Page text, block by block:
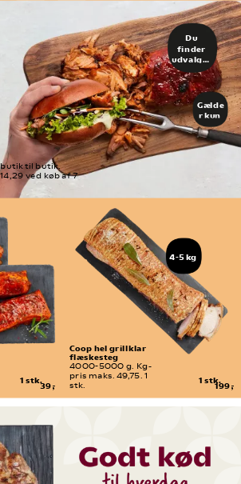
1 stk.
39,-
til butik.
ved køb af 7
1 stk.
199,-
Coop hel grillklar
flæskesteg
4000-5000 g. Kg-
pris maks. 49,75. 1
stk.
Du
finder
udvalget
i din
slagter-
eller
delikates
se-
afdeling
4-5 kg
Gælde
r kun
freda
g d.
7/8